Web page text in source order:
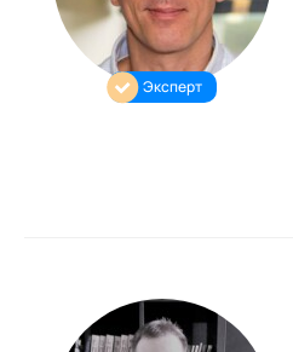
Эксперт